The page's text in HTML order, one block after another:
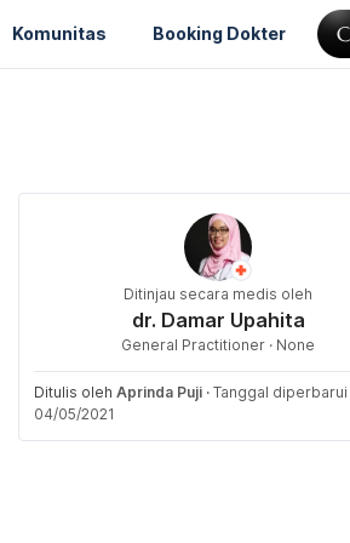
Komunitas Booking Dokter
Ditinjau secara medis oleh
dr. Damar Upahita
General Practitioner · None
Ditulis oleh Aprinda Puji · Tanggal diperbarui
04/05/2021